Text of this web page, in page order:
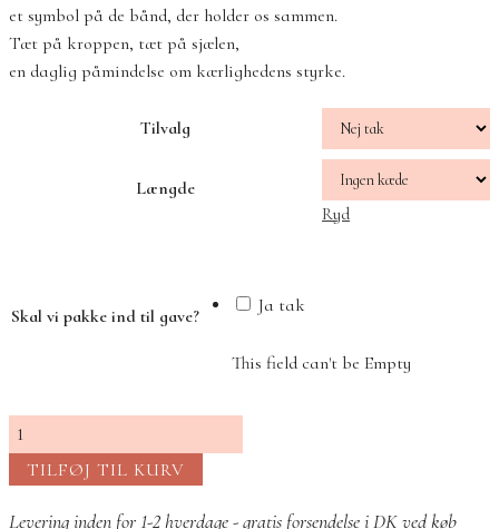
et symbol på de bånd, der holder os sammen.
Tæt på kroppen, tæt på sjælen,
en daglig påmindelse om kærlighedens styrke.
Tilvalg
Længde
Ryd
Skal vi pakke ind til gave? Ja tak
This field can't be Empty
Dit
hjerte
i
mit
TILFØJ TIL KURV
Levering inden for 1-2 hverdage - gratis forsendelse i DK ved køb